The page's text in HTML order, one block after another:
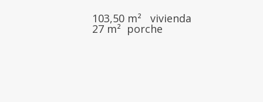
103,50 m² vivienda
27 m² porche